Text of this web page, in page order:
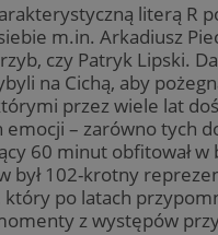
literą R
m.in. Arkadiusz
czy Patryk Lipski.
na Cichą, aby
przez wiele lat
– zarówno tych
60 minut obfitował
był 102-krotny
który po latach
z występów